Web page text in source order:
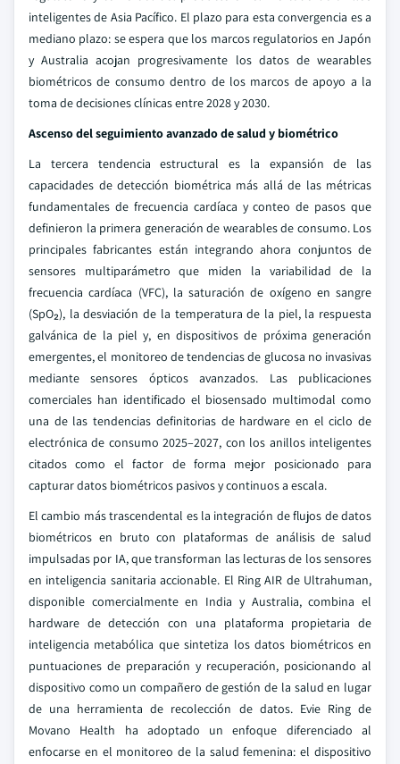
inteligentes de Asia Pacífico. El plazo para esta convergencia es a
mediano plazo: se espera que los marcos regulatorios en Japón
y Australia acojan progresivamente los datos de wearables
biométricos de consumo dentro de los marcos de apoyo a la
toma de decisiones clínicas entre 2028 y 2030.
Ascenso del seguimiento avanzado de salud y biométrico
La tercera tendencia estructural es la expansión de las
capacidades de detección biométrica más allá de las métricas
fundamentales de frecuencia cardíaca y conteo de pasos que
definieron la primera generación de wearables de consumo. Los
principales fabricantes están integrando ahora conjuntos de
sensores multiparámetro que miden la variabilidad de la
frecuencia cardíaca (VFC), la saturación de oxígeno en sangre
(SpO₂), la desviación de la temperatura de la piel, la respuesta
galvánica de la piel y, en dispositivos de próxima generación
emergentes, el monitoreo de tendencias de glucosa no invasivas
mediante sensores ópticos avanzados. Las publicaciones
comerciales han identificado el biosensado multimodal como
una de las tendencias definitorias de hardware en el ciclo de
electrónica de consumo 2025–2027, con los anillos inteligentes
citados como el factor de forma mejor posicionado para
capturar datos biométricos pasivos y continuos a escala.
El cambio más trascendental es la integración de flujos de datos
biométricos en bruto con plataformas de análisis de salud
impulsadas por IA, que transforman las lecturas de los sensores
en inteligencia sanitaria accionable. El Ring AIR de Ultrahuman,
disponible comercialmente en India y Australia, combina el
hardware de detección con una plataforma propietaria de
inteligencia metabólica que sintetiza los datos biométricos en
puntuaciones de preparación y recuperación, posicionando al
dispositivo como un compañero de gestión de la salud en lugar
de una herramienta de recolección de datos. Evie Ring de
Movano Health ha adoptado un enfoque diferenciado al
enfocarse en el monitoreo de la salud femenina: el dispositivo